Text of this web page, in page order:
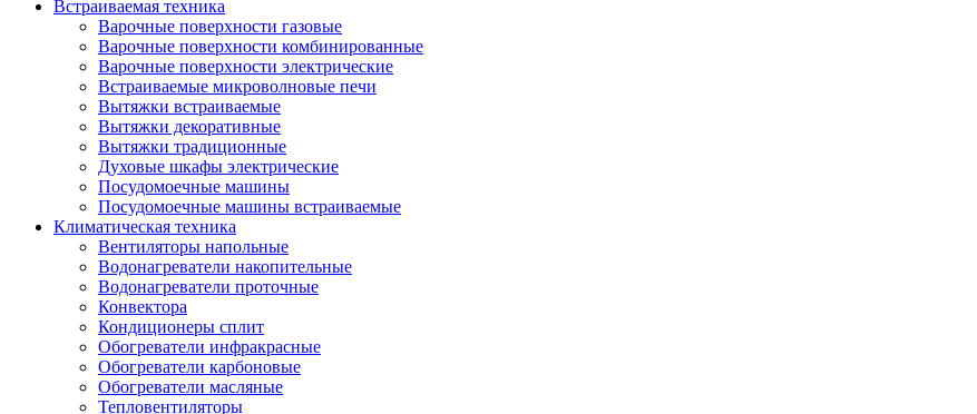
Встраиваемая техника
Варочные поверхности газовые
Варочные поверхности комбинированные
Варочные поверхности электрические
Встраиваемые микроволновые печи
Вытяжки встраиваемые
Вытяжки декоративные
Вытяжки традиционные
Духовые шкафы электрические
Посудомоечные машины
Посудомоечные машины встраиваемые
Климатическая техника
Вентиляторы напольные
Водонагреватели накопительные
Водонагреватели проточные
Конвектора
Кондиционеры сплит
Обогреватели инфракрасные
Обогреватели карбоновые
Обогреватели масляные
Тепловентиляторы